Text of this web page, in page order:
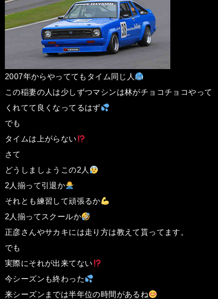
2007年からやっててもタイム同じ人
この稲妻の人は少しずつマシンは林がチョコチョコやって
くれてて良くなってるはず
でも
タイムは上がらない
さて
どうしましょうこの2人
2人揃って引退か
それとも練習して頑張るか
2人揃ってスクールか
正彦さんやサカキには走り方は教えて貰ってます。
でも
実際にそれが出来てない
今シーズンも終わった
来シーズンまでは半年位の時間があるね